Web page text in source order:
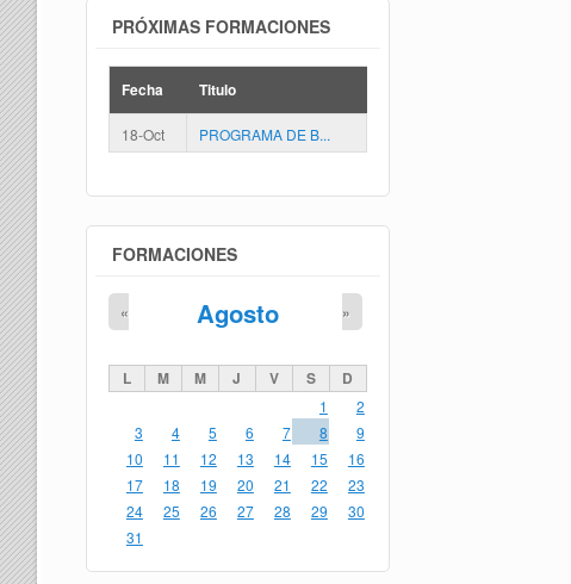
PRÓXIMAS FORMACIONES
Fecha Titulo
18-Oct PROGRAMA DE B...
FORMACIONES
Agosto
« »
L M M J V S D
1
2
3
4 5 6 7 8
9
10
11 12 13 14 15
16
17
18 19 20 21 22
23
24
25 26 27 28 29
30
31